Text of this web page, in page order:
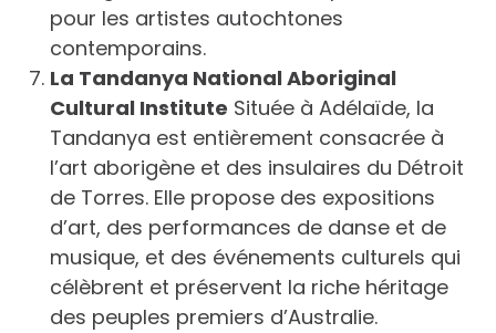
pour les artistes autochtones
contemporains.
La Tandanya National Aboriginal
Cultural Institute Située à Adélaïde, la
Tandanya est entièrement consacrée à
l’art aborigène et des insulaires du Détroit
de Torres. Elle propose des expositions
d’art, des performances de danse et de
musique, et des événements culturels qui
célèbrent et préservent la riche héritage
des peuples premiers d’Australie.